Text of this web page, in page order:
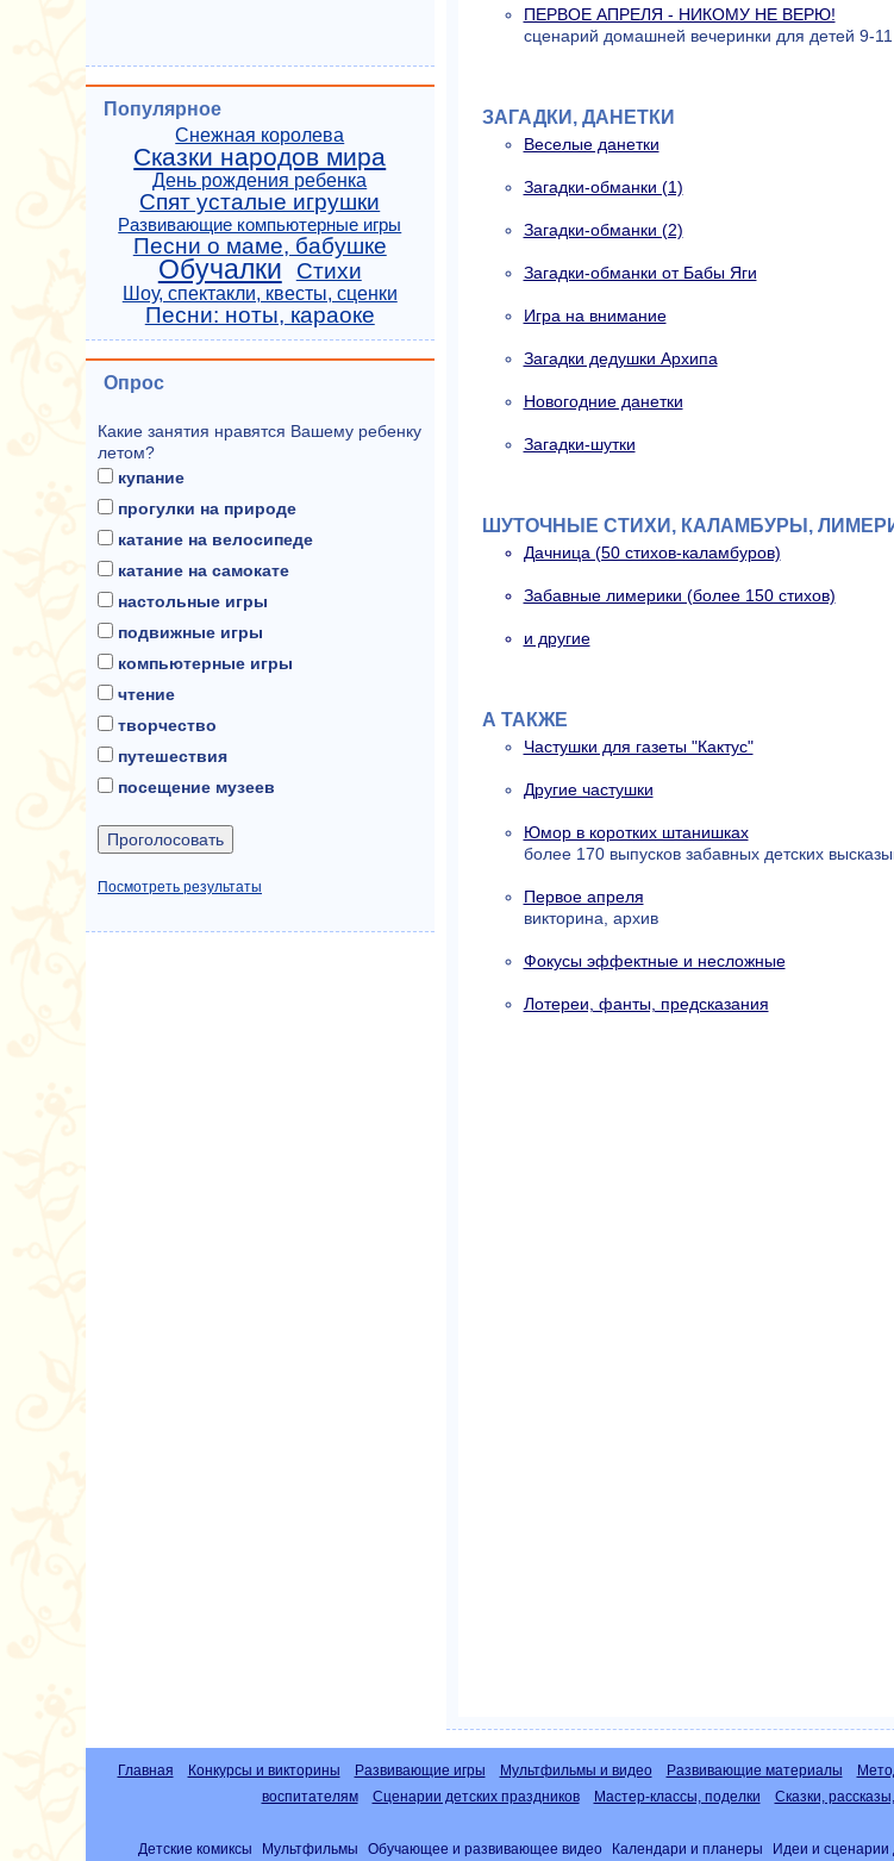
ПЕРВОЕ АПРЕЛЯ - НИКОМУ НЕ ВЕРЮ!
сценарий домашней вечеринки для детей 9-11
ЗАГАДКИ, ДАНЕТКИ
Веселые данетки
Загадки-обманки (1)
Загадки-обманки (2)
Загадки-обманки от Бабы Яги
Игра на внимание
Загадки дедушки Архипа
Новогодние данетки
Загадки-шутки
ШУТОЧНЫЕ СТИХИ, КАЛАМБУРЫ,
Дачница (50 стихов-каламбуров)
Забавные лимерики (более 150 стихов)
и другие
А ТАКЖЕ
Частушки для газеты "Кактус"
Другие частушки
Юмор в коротких штанишках
более 170 выпусков забавных детских
Первое апреля
викторина, архив
Фокусы эффектные и несложные
Лотереи, фанты, предсказания
Популярное
Снежная королева
Сказки народов мира
День рождения ребенка
Спят усталые игрушки
Развивающие компьютерные игры
Песни о маме, бабушке
Обучалки Стихи
Шоу, спектакли, квесты, сценки
Песни: ноты, караоке
Опрос
Какие занятия нравятся Вашему ребенку
летом?
купание
прогулки на природе
катание на велосипеде
катание на самокате
настольные игры
подвижные игры
компьютерные игры
чтение
творчество
путешествия
посещение музеев
Посмотреть результаты
Главная Конкурсы и викторины Развивающие игры Мультфильмы и видео Развивающие материалы
воспитателям
Сценарии детских праздников Мастер-классы, поделки Сказки,
Детские комиксы Мультфильмы Обучающее и развивающее видео Календари и планеры Идеи и сценарии